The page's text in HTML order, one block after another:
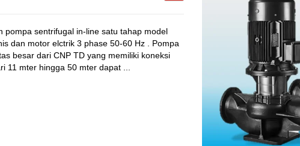
pompa sentrifugal in-line satu tahap model
dan motor elctrik 3 phase 50-60 Hz . Pompa
besar dari CNP TD yang memiliki koneksi
11 mter hingga 50 mter dapat ...